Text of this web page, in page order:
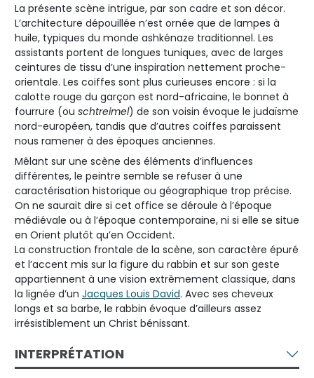
La présente scène intrigue, par son cadre et son décor.
L’architecture dépouillée n’est ornée que de lampes à
huile, typiques du monde ashkénaze traditionnel. Les
assistants portent de longues tuniques, avec de larges
ceintures de tissu d’une inspiration nettement proche-
orientale. Les coiffes sont plus curieuses encore : si la
calotte rouge du garçon est nord-africaine, le bonnet à
fourrure (ou schtreimel) de son voisin évoque le judaïsme
nord-européen, tandis que d’autres coiffes paraissent
nous ramener à des époques anciennes.
Mêlant sur une scène des éléments d’influences
différentes, le peintre semble se refuser à une
caractérisation historique ou géographique trop précise.
On ne saurait dire si cet office se déroule à l’époque
médiévale ou à l’époque contemporaine, ni si elle se situe
en Orient plutôt qu’en Occident.
La construction frontale de la scène, son caractère épuré
et l’accent mis sur la figure du rabbin et sur son geste
appartiennent à une vision extrêmement classique, dans
la lignée d’un Jacques Louis David. Avec ses cheveux
longs et sa barbe, le rabbin évoque d’ailleurs assez
irrésistiblement un Christ bénissant.
INTERPRÉTATION